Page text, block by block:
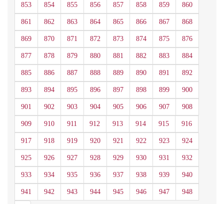
853 854 855 856 857 858 859 860
861 862 863 864 865 866 867 868
869 870 871 872 873 874 875 876
877 878 879 880 881 882 883 884
885 886 887 888 889 890 891 892
893 894 895 896 897 898 899 900
901 902 903 904 905 906 907 908
909 910 911 912 913 914 915 916
917 918 919 920 921 922 923 924
925 926 927 928 929 930 931 932
933 934 935 936 937 938 939 940
941 942 943 944 945 946 947 948